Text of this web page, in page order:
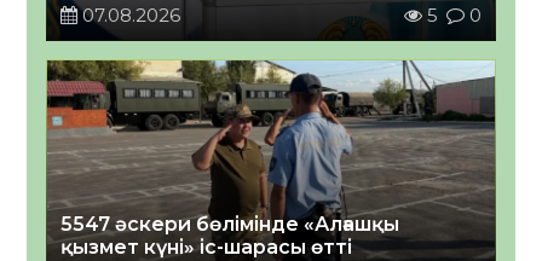
07.08.2026
5 0
5547 әскери бөлімінде «Алғашқы
қызмет күні» іс-шарасы өтті